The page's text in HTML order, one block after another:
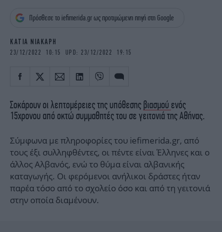
OSCARS
THE OCEAN
Πρόσθεσε το iefimerida.gr ως προτιμώμενη πηγή στη Google
ΚΑΤΙΑ ΝΙΑΚΑΡΗ
23/12/2022 10:15 UPD: 23/12/2022 19:15
Σοκάρουν οι λεπτομέρειες της υπόθεσης βιασμού ενός
15χρονου από οκτώ συμμαθητές του σε γειτονιά της Αθήνας.
Σύμφωνα με πληροφορίες του iefimerida.gr, από
τους έξι συλληφθέντες, οι πέντε είναι Έλληνες και ο
άλλος Αλβανός, ενώ το θύμα είναι αλβανικής
καταγωγής. Οι φερόμενοι ανήλικοι δράστες ήταν
παρέα τόσο από το σχολείο όσο και από τη γειτονιά
στην οποία διαμένουν.